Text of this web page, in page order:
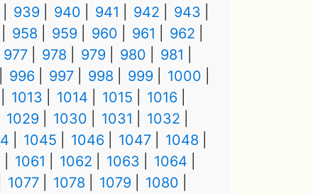
939 940 941 942
943
958 959 960 961
962
977 978 979 980
981
996 997 998 999
1000
1013 1014 1015
1016
1029 1030 1031
1032
1045 1046 1047
1048
1061 1062 1063
1064
1077 1078 1079
1080